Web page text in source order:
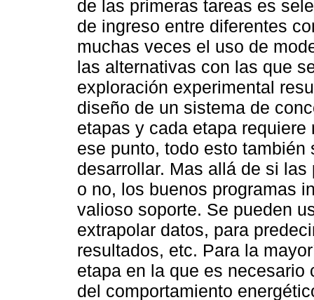
de las primeras tareas es
de ingreso entre diferentes
muchas veces el uso de
las alternativas con las que
exploración experimental
diseño de un sistema de
etapas y cada etapa
ese punto, todo esto
desarrollar. Mas allá de si
o no, los buenos programas
valioso soporte. Se pueden
extrapolar datos, para
resultados, etc. Para la
etapa en la que es necesario
del comportamiento